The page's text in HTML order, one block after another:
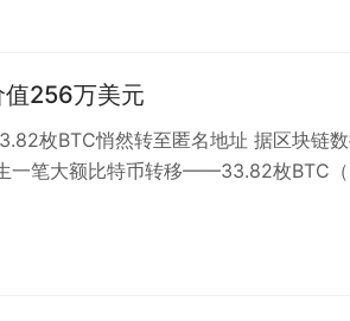
256万美元
枚BTC悄然转至匿名地址 据区块链
一笔大额比特币转移——33.82枚BTC（